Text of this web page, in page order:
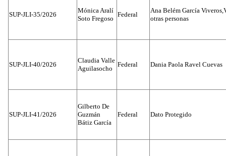
SUP-JLI-35/2026
Mónica Aralí
Soto Fregoso
Federal
Ana Belém García
otras personas
SUP-JLI-40/2026
Claudia Valle
Aguilasocho
Federal Dania Paola Ravel Cuevas
SUP-JLI-41/2026
Gilberto De
Guzmán
Bátiz García
Federal Dato Protegido